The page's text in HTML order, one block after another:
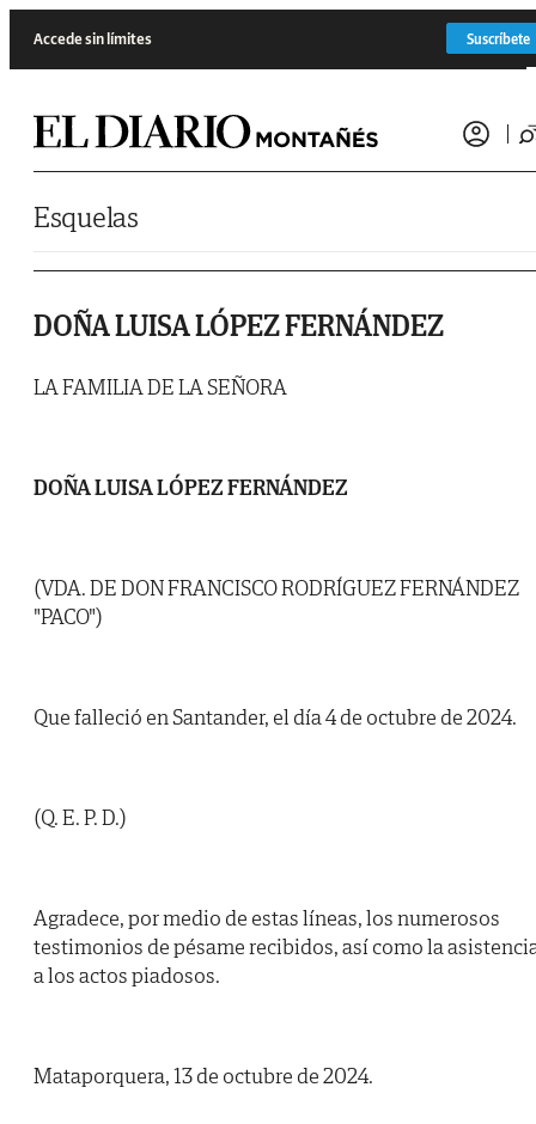
Accede sin límites Suscríbete
Esquelas
DOÑA LUISA LÓPEZ FERNÁNDEZ
LA FAMILIA DE LA SEÑORA
DOÑA LUISA LÓPEZ FERNÁNDEZ
(VDA. DE DON FRANCISCO RODRÍGUEZ FERNÁNDEZ
"PACO")
Que falleció en Santander, el día 4 de octubre de 2024.
(Q. E. P. D.)
Agradece, por medio de estas líneas, los numerosos
testimonios de pésame recibidos, así como la
a los actos piadosos.
Mataporquera, 13 de octubre de 2024.